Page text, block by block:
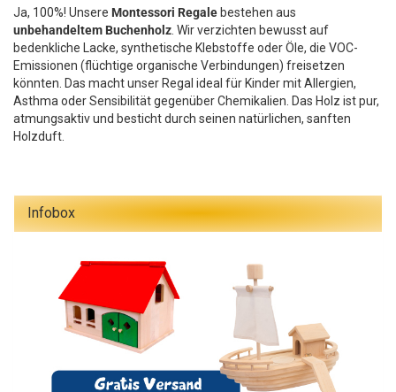
Ja, 100%! Unsere Montessori Regale bestehen aus
unbehandeltem Buchenholz . Wir verzichten bewusst auf
bedenkliche Lacke, synthetische Klebstoffe oder Öle, die VOC-
Emissionen (flüchtige organische Verbindungen) freisetzen
könnten. Das macht unser Regal ideal für Kinder mit Allergien,
Asthma oder Sensibilität gegenüber Chemikalien. Das Holz ist pur,
atmungsaktiv und besticht durch seinen natürlichen, sanften
Holzduft.
Infobox